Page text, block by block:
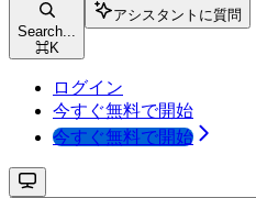
Search...
⌘K
アシスタントに質問
ログイン
今すぐ無料で開始
今すぐ無料で開始